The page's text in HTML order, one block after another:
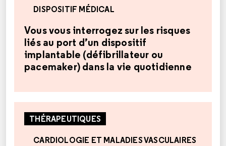
DISPOSITIF MÉDICAL
Vous vous interrogez sur les risques
liés au port d’un dispositif
implantable (défibrillateur ou
pacemaker) dans la vie quotidienne
THÉRAPEUTIQUES
CARDIOLOGIE ET MALADIES VASCULAIRES